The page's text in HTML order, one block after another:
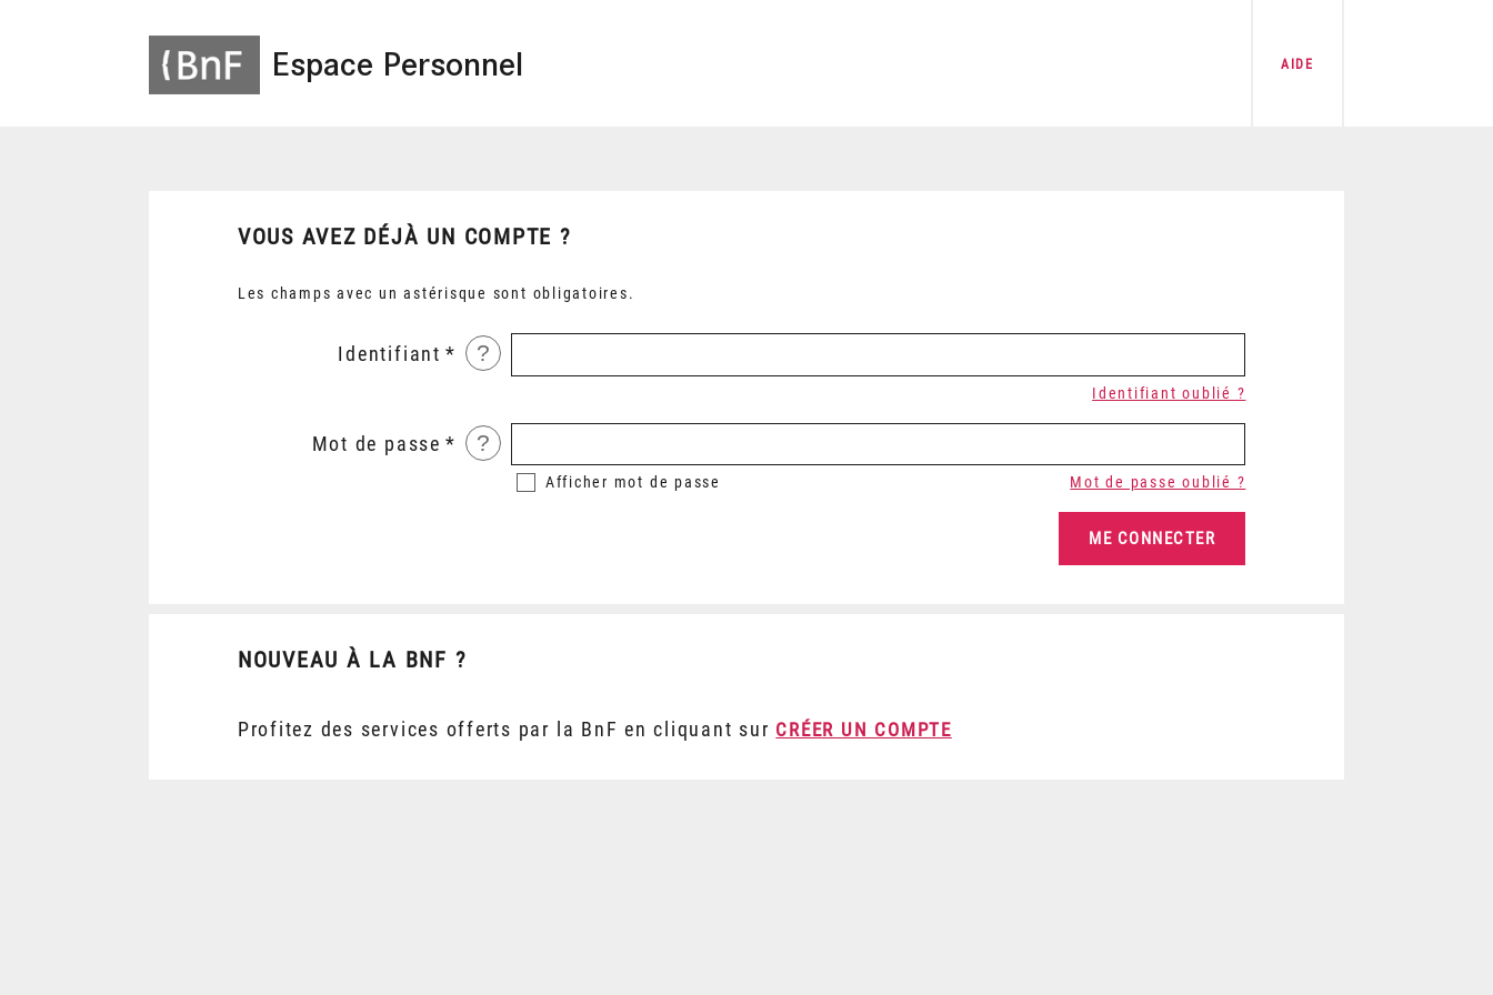
Espace Personnel AIDE
VOUS AVEZ DÉJÀ UN COMPTE ?
Les champs avec un astérisque sont obligatoires.
Identifiant ?
Identifiant oublié ?
Mot de passe ?
Afficher mot de passe Mot de passe oublié ?
NOUVEAU À LA BNF ?
Profitez des services offerts par la BnF en cliquant sur CRÉER UN COMPTE